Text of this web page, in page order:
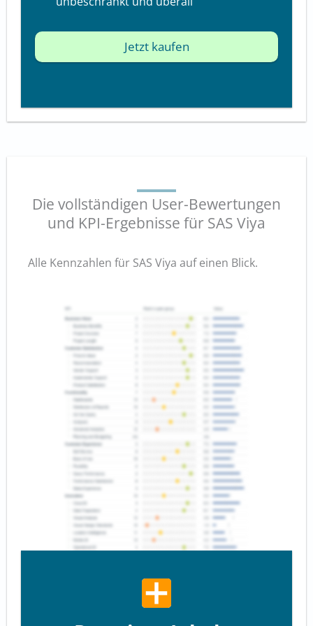
Jetzt kaufen
Die vollständigen User-Bewertungen
und KPI-Ergebnisse für SAS Viya
Alle Kennzahlen für SAS Viya auf einen Blick.